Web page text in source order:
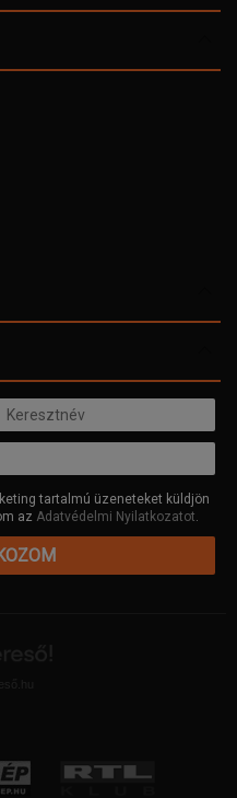
tartalmú üzeneteket küldjön
az Adatvédelmi Nyilatkozatot.